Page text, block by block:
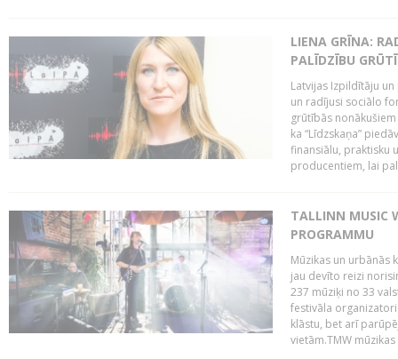
LIENA GRĪNA:
PALĪDZĪBU
Latvijas Izpildītāju
un radījusi sociālo
grūtībās
ka “Līdzskaņa”
finansiālu, praktisku
producentiem, lai
TALLINN MUSIC
PROGRAMMU
Mūzikas un urbānās
jau devīto reizi
237 mūziķi no 33
festivāla
klāstu, bet arī
vietām.TMW